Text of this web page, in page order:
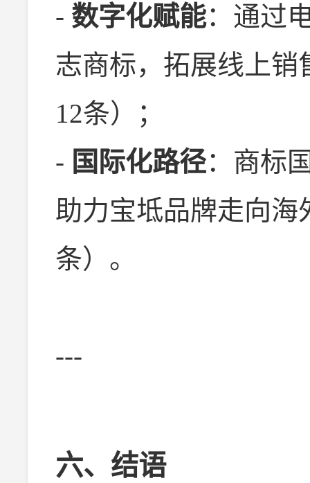
- 数字化赋能：通过
志商标，拓展线上
12条）；
- 国际化路径：商标
助力宝坻品牌走向海
条）。
---
六、结语